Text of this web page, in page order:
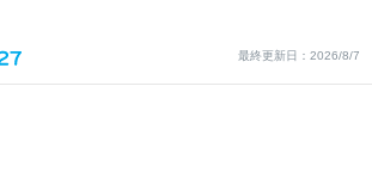
最終更新日：2026/8/7